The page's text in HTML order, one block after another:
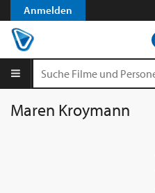
Anmelden
Maren Kroymann